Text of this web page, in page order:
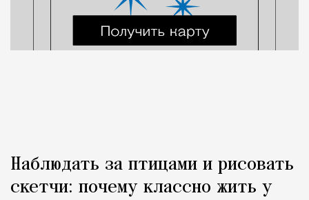
Наблюдать за птицами и рисовать
скетчи: почему классно жить у